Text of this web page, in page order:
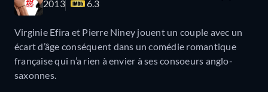
2013 6.3
Virginie Efira et Pierre Niney jouent un couple avec un
écart d’âge conséquent dans un comédie romantique
française qui n’a rien à envier à ses consoeurs anglo-
saxonnes.